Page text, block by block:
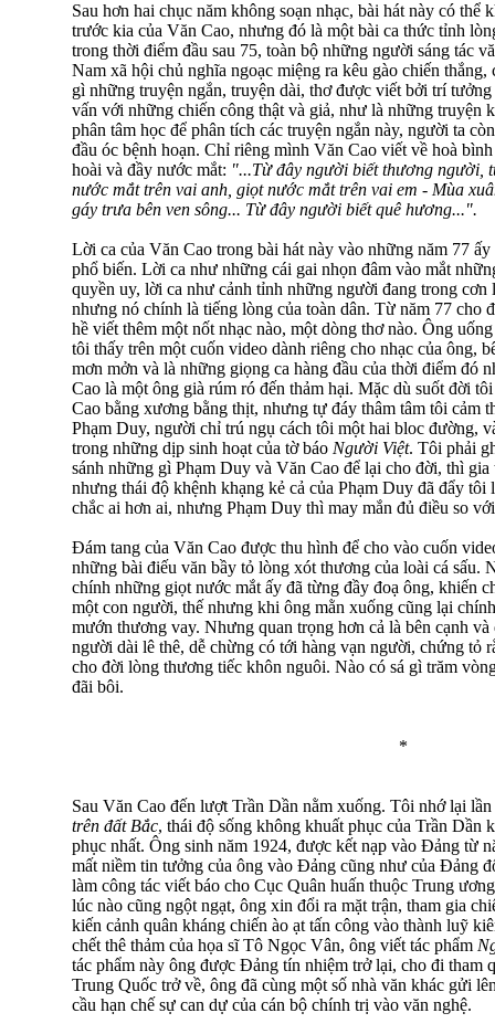
Sau hơn hai chục năm không soạn nhạc, bài hát này có thể
trước kia của Văn Cao, nhưng đó là một bài ca thức tỉnh
trong thời điểm đầu sau 75, toàn bộ những người sáng tác
Nam xã hội chủ nghĩa ngoạc miệng ra kêu gào chiến
gì những truyện ngắn, truyện dài, thơ được viết bởi trí
vấn với những chiến công thật và giả, như là những truyện
phân tâm học để phân tích các truyện ngắn này, người ta
đầu óc bệnh hoạn. Chỉ riêng mình Văn Cao viết về hoà
hoài và đầy nước mắt: "...Từ đây người biết thương người,
nước mắt trên vai anh, giọt nước mắt trên vai em - Mùa
gáy trưa bên ven sông... Từ đây người biết quê hương...".
Lời ca của Văn Cao trong bài hát này vào những năm 77
phổ biến. Lời ca như những cái gai nhọn đâm vào mắt
quyền uy, lời ca như cảnh tỉnh những người đang trong cơn
nhưng nó chính là tiếng lòng của toàn dân. Từ năm 77 cho
hề viết thêm một nốt nhạc nào, một dòng thơ nào. Ông
tôi thấy trên một cuốn video dành riêng cho nhạc của ông,
mơn mởn và là những giọng ca hàng đầu của thời điểm đó
Cao là một ông già rúm ró đến thảm hại. Mặc dù suốt đời
Cao bằng xương bằng thịt, nhưng tự đáy thâm tâm tôi cảm
Phạm Duy, người chỉ trú ngụ cách tôi một hai bloc đường,
trong những dịp sinh hoạt của tờ báo Người Việt. Tôi phải
sánh những gì Phạm Duy và Văn Cao để lại cho đời, thì
nhưng thái độ khệnh khạng kẻ cả của Phạm Duy đã đẩy
chắc ai hơn ai, nhưng Phạm Duy thì may mắn đủ điều so
Đám tang của Văn Cao được thu hình để cho vào cuốn
những bài điếu văn bầy tỏ lòng xót thương của loài cá sấu.
chính những giọt nước mắt ấy đã từng đầy đoạ ông, khiến
một con người, thế nhưng khi ông mằn xuống cũng lại
mướn thương vay. Nhưng quan trọng hơn cả là bên cạnh và
người dài lê thê, dễ chừng có tới hàng vạn người, chứng tỏ
cho đời lòng thương tiếc khôn nguôi. Nào có sá gì trăm
đãi bôi.
*
Sau Văn Cao đến lượt Trần Dần nằm xuống. Tôi nhớ lại
trên đất Bắc, thái độ sống không khuất phục của Trần Dần
phục nhất. Ông sinh năm 1924, được kết nạp vào Đảng từ
mất niềm tin tưởng của ông vào Đảng cũng như của Đảng
làm công tác viết báo cho Cục Quân huấn thuộc Trung
lúc nào cũng ngột ngạt, ông xin đổi ra mặt trận, tham gia
kiến cảnh quân kháng chiến ào ạt tấn công vào thành luỹ
chết thê thảm của họa sĩ Tô Ngọc Vân, ông viết tác phẩm
tác phẩm này ông được Đảng tín nhiệm trở lại, cho đi tham
Trung Quốc trở về, ông đã cùng một số nhà văn khác gửi
cầu hạn chế sự can dự của cán bộ chính trị vào văn nghệ.